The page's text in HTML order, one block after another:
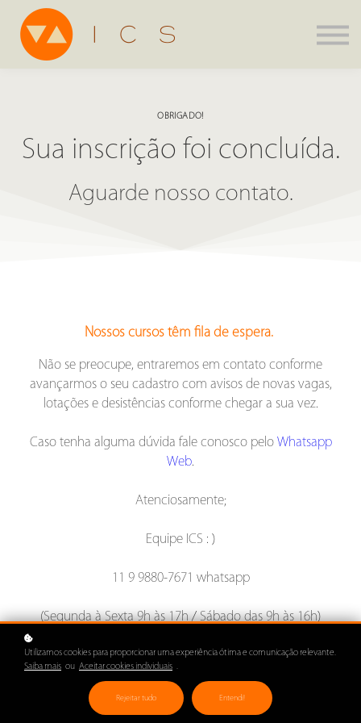
Assinatura
ICS Store
Entrar
Criar Conta
OBRIGADO!
Sua inscrição foi concluída.
Aguarde nosso contato.
Nossos cursos têm fila de espera.
Não se preocupe, entraremos em contato conforme
avançarmos o seu cadastro com avisos de novas vagas,
lotações e desistências conforme chegar a sua vez.
Caso tenha alguma dúvida fale conosco pelo Whatsapp
Web
Atenciosamente;
Equipe ICS : )
11 9 9880-7671 whatsapp
(Segunda à Sexta 9h às 17h / Sábado das 9h às 16h)
Utilizamos cookies para proporcionar uma experiência ótima e comunicação relevante.
Saiba mais ou Aceitar cookies individuais
Rejeitar tudo Entendi!